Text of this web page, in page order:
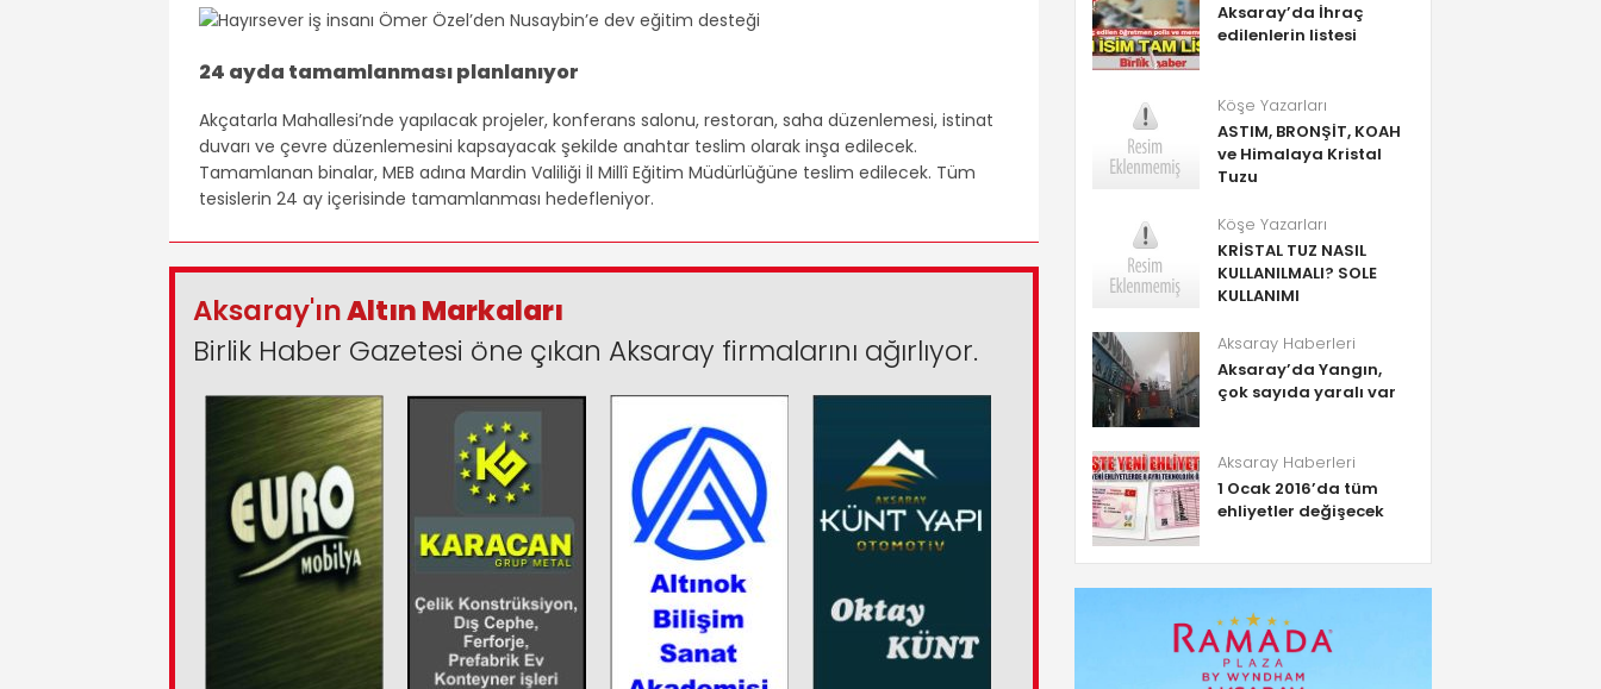
24 ayda tamamlanması planlanıyor
Akçatarla Mahallesi’nde yapılacak projeler, konferans salonu, restoran, saha düzenlemesi, istinat
duvarı ve çevre düzenlemesini kapsayacak şekilde anahtar teslim olarak inşa edilecek.
Tamamlanan binalar, MEB adına Mardin Valiliği İl Millî Eğitim Müdürlüğüne teslim edilecek. Tüm
tesislerin 24 ay içerisinde tamamlanması hedefleniyor.
Aksaray'ınAltın Markaları
Birlik Haber Gazetesi öne çıkan Aksaray firmalarını ağırlıyor.
Aksaray’da İhraç
edilenlerin listesi
Köşe Yazarları
ASTIM, BRONŞİT, KOAH
ve Himalaya Kristal
Tuzu
Köşe Yazarları
KRİSTAL TUZ NASIL
KULLANILMALI? SOLE
KULLANIMI
Aksaray Haberleri
Aksaray’da Yangın,
çok sayıda yaralı var
Aksaray Haberleri
1 Ocak 2016’da tüm
ehliyetler değişecek